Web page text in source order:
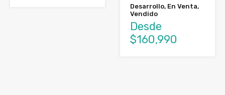
Desarrollo, En Venta,
Vendido
Desde
$160,990